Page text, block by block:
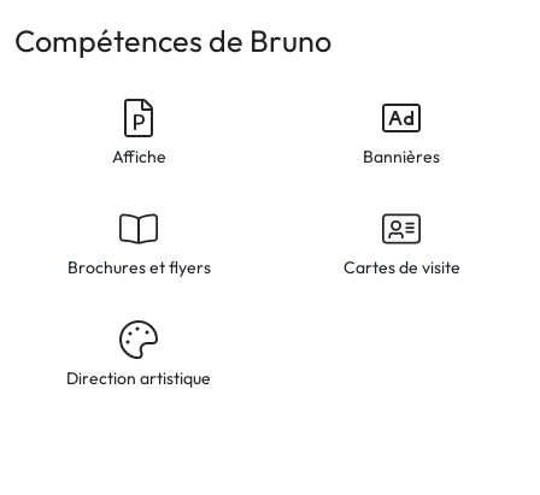
Compétences de Bruno
Affiche Bannières
Brochures et flyers Cartes de visite
Direction artistique